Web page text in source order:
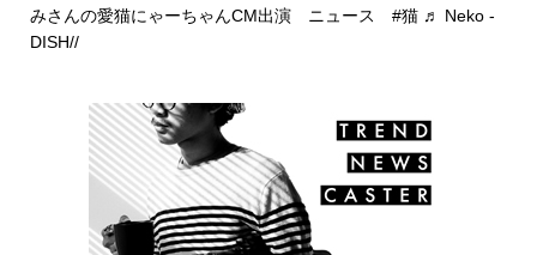
みさんの愛猫にゃーちゃんCM出演 ニュース #猫 ♬ Neko -
DISH//